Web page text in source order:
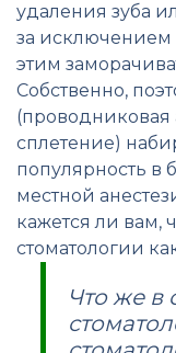
удаления зуба
за исключением
этим
Собственно,
(проводниковая
сплетение)
популярность в
местной
кажется ли вам,
стоматологии
Что же в